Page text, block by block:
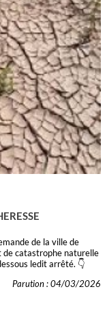
de la ville de
de catastrophe naturelle
ledit arrêté. 👇
Parution : 04/03/2026